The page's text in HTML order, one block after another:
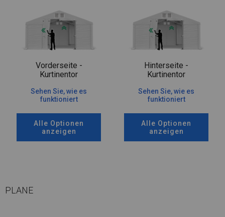
Vorderseite -
Kurtinentor
Sehen Sie, wie es
funktioniert
Alle Optionen
anzeigen
Hinterseite -
Kurtinentor
Sehen Sie, wie es
funktioniert
Alle Optionen
anzeigen
PLANE